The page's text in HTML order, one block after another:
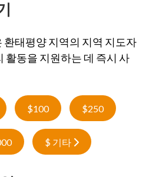
환태평양 지역의 지역 지도자
활동을 지원하는 데 즉시 사
$100 $250
$ 기타